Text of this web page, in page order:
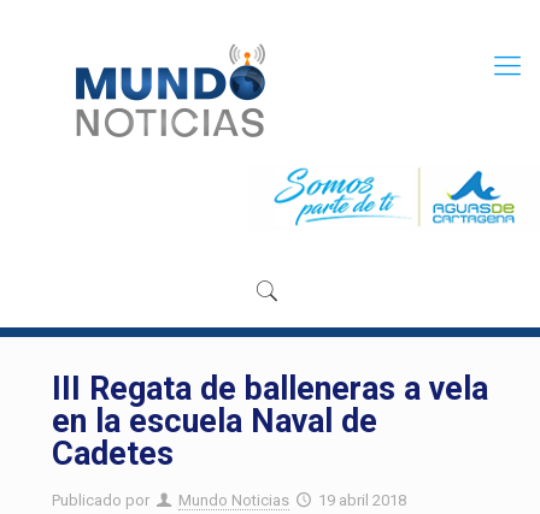
III Regata de balleneras a vela
en la escuela Naval de
Cadetes
Publicado por Mundo Noticias 19 abril 2018